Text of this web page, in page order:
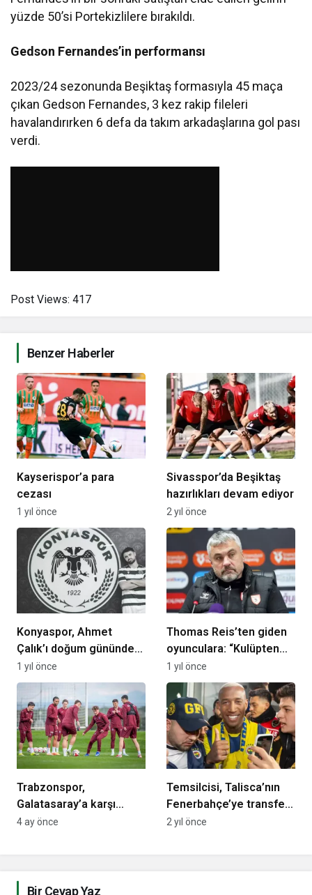
yüzde 50’si Portekizlilere bırakıldı.
Gedson Fernandes’in performansı
2023/24 sezonunda Beşiktaş formasıyla 45 maça
çıkan Gedson Fernandes, 3 kez rakip fileleri
havalandırırken 6 defa da takım arkadaşlarına gol pası
verdi.
Post Views: 417
Benzer Haberler
Kayserispor’a para
cezası
1 yıl önce
Sivasspor’da Beşiktaş
hazırlıkları devam ediyor
2 yıl önce
Konyaspor, Ahmet
Çalık’ı doğum gününde
andı
1 yıl önce
Thomas Reis’ten giden
oyunculara: “Kulüpten
ayrılmayı onlar istediler”
1 yıl önce
Trabzonspor,
Galatasaray’a karşı
şanssızlığını kırmak
4 ay önce
Temsilcisi, Talisca’nın
Fenerbahçe’ye transfer
sürecini anlattı! Flaş
2 yıl önce
Bir Cevap Yaz